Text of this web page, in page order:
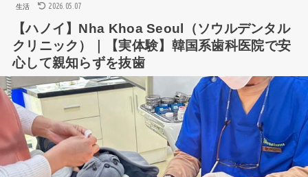
生活 2026.05.07
【ハノイ】Nha Khoa Seoul（ソウルデンタル
クリニック）｜【実体験】韓国系歯科医院で安
心して親知らずを抜歯